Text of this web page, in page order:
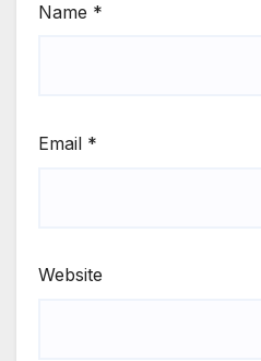
Name *
Email *
Website